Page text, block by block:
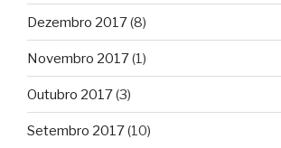
Dezembro 2017(8)
Novembro 2017(1)
Outubro 2017(3)
Setembro 2017(10)